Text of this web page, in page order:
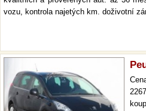
vozu, kontrola najetých km. doživotní